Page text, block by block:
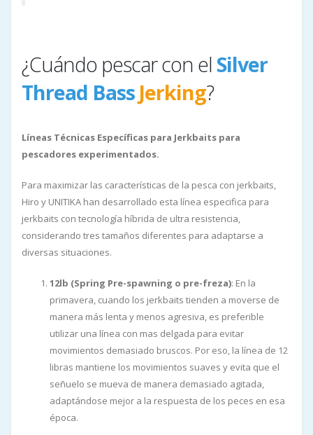
¿Cuándo pescar con el Silver
Thread Bass Jerking?
Líneas Técnicas Específicas para Jerkbaits para
pescadores experimentados.
Para maximizar las características de la pesca con jerkbaits,
Hiro y UNITIKA han desarrollado esta línea especifica para
jerkbaits con tecnología híbrida de ultra resistencia,
considerando tres tamaños diferentes para adaptarse a
diversas situaciones.
12lb (Spring Pre-spawning o pre-freza): En la
primavera, cuando los jerkbaits tienden a moverse de
manera más lenta y menos agresiva, es preferible
utilizar una línea con mas delgada para evitar
movimientos demasiado bruscos. Por eso, la línea de 12
libras mantiene los movimientos suaves y evita que el
señuelo se mueva de manera demasiado agitada,
adaptándose mejor a la respuesta de los peces en esa
época.